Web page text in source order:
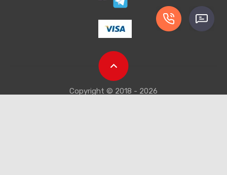
Copyright © 2018 - 2026